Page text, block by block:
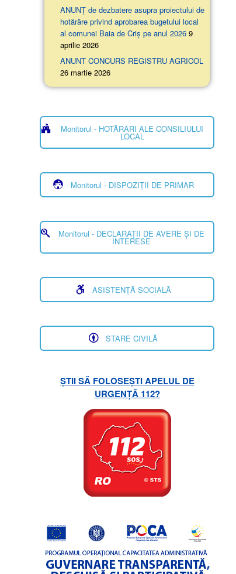
ANUNȚ de dezbatere asupra proiectului de
hotărâre privind aprobarea bugetului local
al comunei Baia de Criș pe anul 2026 9
aprilie 2026
ANUNT CONCURS REGISTRU AGRICOL
26 martie 2026
Monitorul - HOTĂRÂRI ALE CONSILIULUI
LOCAL
Monitorul - DISPOZIȚII DE PRIMAR
Monitorul - DECLARAȚII DE AVERE ȘI DE
INTERESE
ASISTENȚĂ SOCIALĂ
STARE CIVILĂ
ȘTII SĂ FOLOSEȘTI APELUL DE
URGENȚĂ 112?